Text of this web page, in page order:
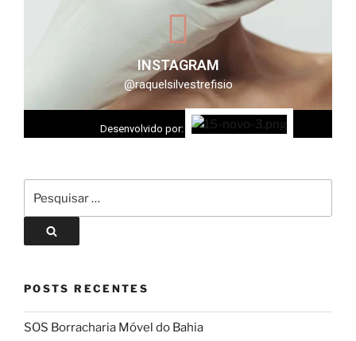
INSTAGRAM
@raquelsilvestrefisio
Desenvolvido por:
POSTS RECENTES
SOS Borracharia Móvel do Bahia